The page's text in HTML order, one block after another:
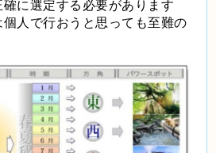
に選定する必要があります
人で行おうと思っても至難の